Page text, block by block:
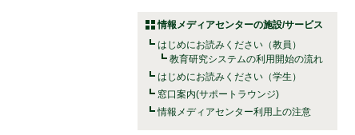
情報メディアセンターの施設/サービス
はじめにお読みください（教員）
教育研究システムの利用開始の流れ
はじめにお読みください（学生）
窓口案内(サポートラウンジ)
情報メディアセンター利用上の注意